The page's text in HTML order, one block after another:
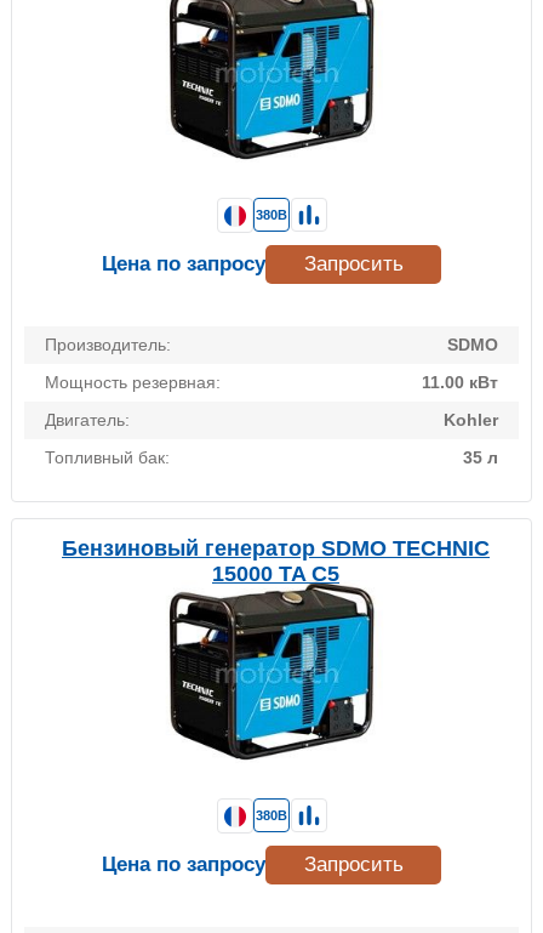
Производитель:
SDMO
Мощность резервная:
11.00 кВт
Двигатель:
Kohler
Топливный бак:
35 л
380В
Цена по запросу Запросить
Бензиновый генератор SDMO TECHNIC
15000 TA C5
380В
Цена по запросу Запросить